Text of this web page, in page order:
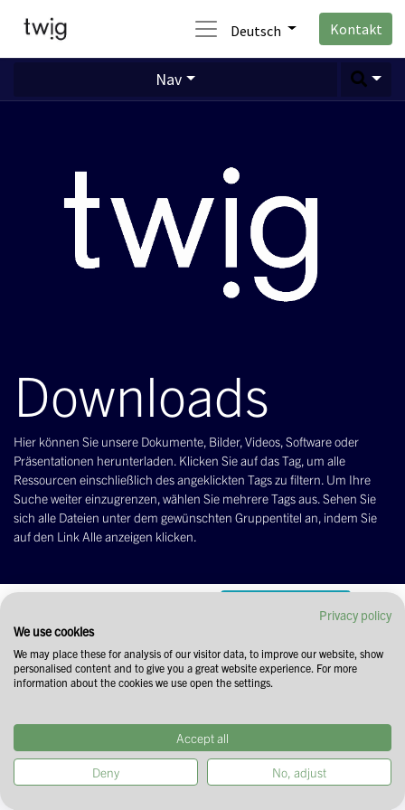
Deutsch Kontakt
Nav
Downloads
Hier können Sie unsere Dokumente, Bilder, Videos, Software oder
Präsentationen herunterladen. Klicken Sie auf das Tag, um alle
Ressourcen einschließlich des angeklickten Tags zu filtern. Um Ihre
Suche weiter einzugrenzen, wählen Sie mehrere Tags aus. Sehen Sie
sich alle Dateien unter dem gewünschten Gruppentitel an, indem Sie
auf den Link Alle anzeigen klicken.
Filter löschen
Videos
Privacy policy
We use cookies
We may place these for analysis of our visitor data, to improve our website, show
personalised content and to give you a great website experience. For more
information about the cookies we use open the settings.
Accept all
Deny No, adjust